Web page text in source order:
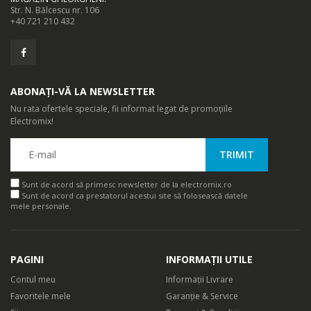
Str. N. Bălcescu nr. 106
+40 721 210 432
ABONAȚI-VĂ LA NEWSLETTER
Nu rata ofertele speciale, fii informat legat de promoțiile
Electromix!
Sunt de acord să primesc newsletter de la electromix.ro
Sunt de acord ca prestatorul acestui site să folosească datele
mele personale.
PAGINI
Contul meu
Favoritele mele
INFORMAȚII UTILE
Informații Livrare
Garanție & Service